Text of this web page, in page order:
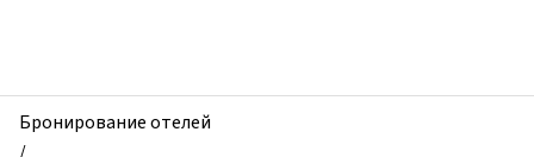
и
квартиры,
Бронирование отелей